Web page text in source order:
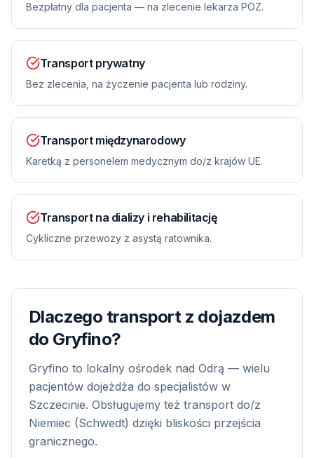
Bezpłatny dla pacjenta — na zlecenie lekarza POZ.
Transport prywatny
Bez zlecenia, na życzenie pacjenta lub rodziny.
Transport międzynarodowy
Karetką z personelem medycznym do/z krajów UE.
Transport na dializy i rehabilitację
Cykliczne przewozy z asystą ratownika.
Dlaczego transport z dojazdem
do Gryfino?
Gryfino to lokalny ośrodek nad Odrą — wielu
pacjentów dojeżdża do specjalistów w
Szczecinie. Obsługujemy też transport do/z
Niemiec (Schwedt) dzięki bliskości przejścia
granicznego.